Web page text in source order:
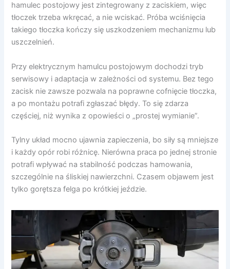
hamulec postojowy jest zintegrowany z zaciskiem, więc
tłoczek trzeba wkręcać, a nie wciskać. Próba wciśnięcia
takiego tłoczka kończy się uszkodzeniem mechanizmu lub
uszczelnień.
Przy elektrycznym hamulcu postojowym dochodzi tryb
serwisowy i adaptacja w zależności od systemu. Bez tego
zacisk nie zawsze pozwala na poprawne cofnięcie tłoczka,
a po montażu potrafi zgłaszać błędy. To się zdarza
częściej, niż wynika z opowieści o „prostej wymianie”.
Tylny układ mocno ujawnia zapieczenia, bo siły są mniejsze
i każdy opór robi różnicę. Nierówna praca po jednej stronie
potrafi wpływać na stabilność podczas hamowania,
szczególnie na śliskiej nawierzchni. Czasem objawem jest
tylko gorętsza felga po krótkiej jeździe.